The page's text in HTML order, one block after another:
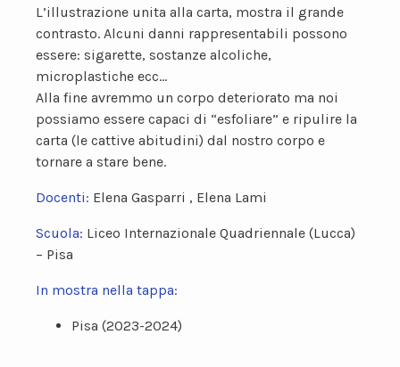
L’illustrazione unita alla carta, mostra il grande
contrasto. Alcuni danni rappresentabili possono
essere: sigarette, sostanze alcoliche,
microplastiche ecc…
Alla fine avremmo un corpo deteriorato ma noi
possiamo essere capaci di “esfoliare” e ripulire la
carta (le cattive abitudini) dal nostro corpo e
tornare a stare bene.
Docenti: Elena Gasparri , Elena Lami
Scuola: Liceo Internazionale Quadriennale (Lucca)
– Pisa
In mostra nella tappa:
Pisa (2023-2024)